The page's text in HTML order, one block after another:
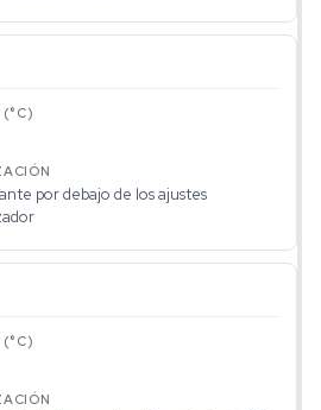
por debajo de los ajustes